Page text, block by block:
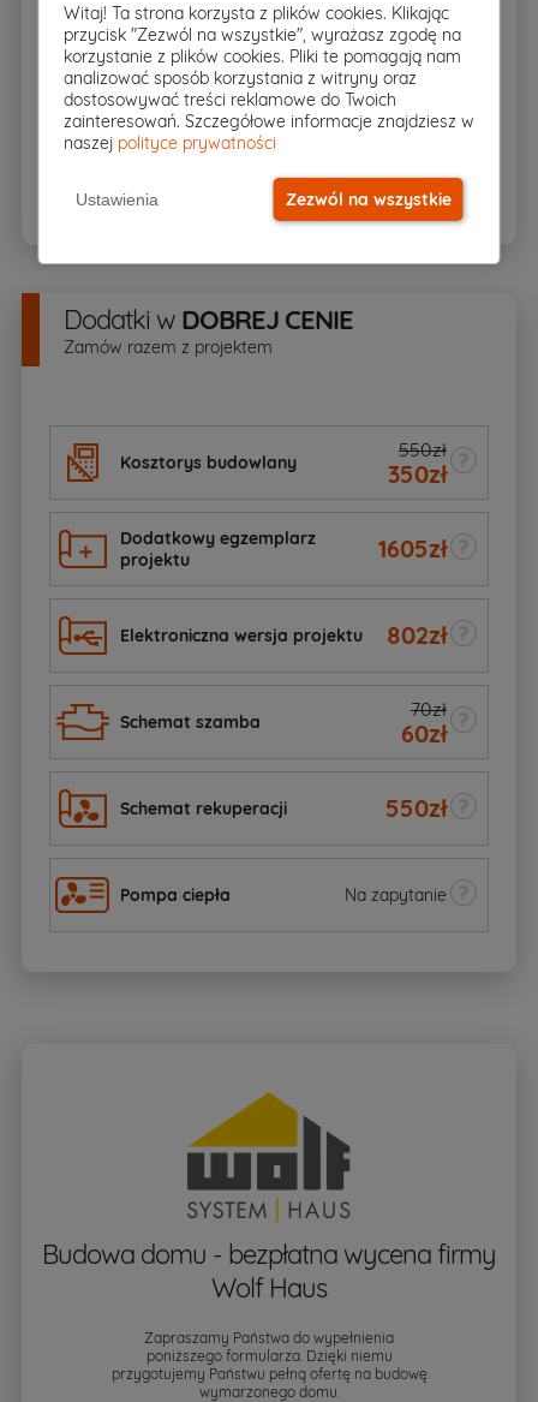
Pakiet kotłownia na paliwo stałe
Dodatki w DOBREJ CENIE
Zamów razem z projektem
Kosztorys budowlany
550zł
350zł
Dodatkowy egzemplarz
projektu
1605zł
Elektroniczna wersja projektu 802zł
Schemat szamba
70zł
60zł
Schemat rekuperacji 550zł
Pompa ciepła Na zapytanie
Budowa domu - bezpłatna wycena firmy
Wolf Haus
Zapraszamy Państwa do wypełnienia
poniższego formularza. Dzięki niemu
przygotujemy Państwu pełną ofertę na budowę
wymarzonego domu.
Witaj! Ta strona korzysta z plików cookies. Klikając
przycisk "Zezwól na wszystkie", wyrażasz zgodę na
korzystanie z plików cookies. Pliki te pomagają nam
analizować sposób korzystania z witryny oraz
dostosowywać treści reklamowe do Twoich
zainteresowań. Szczegółowe informacje znajdziesz w
naszej polityce prywatności
Ustawienia Zezwól na wszystkie